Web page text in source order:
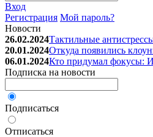
Вход
Регистрация Мой пароль?
Новости
26.02.2024Тактильные
20.01.2024Откуда появились
06.01.2024Кто придумал фокусы:
Подписка на новости
Подписаться
Отписаться